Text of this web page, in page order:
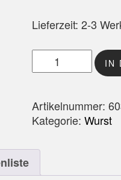
Lieferzeit: 2-3
Hausmacher IN
Artikelnummer:
Kategorie: Wurst